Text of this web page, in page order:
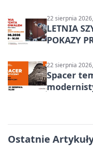
22 sierpnia
LETNIA
POKAZY
22 sierpnia
Spacer
Ostatnie